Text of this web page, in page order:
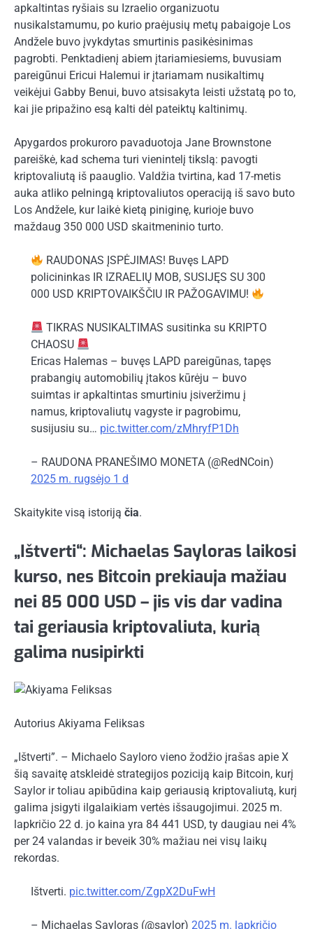
apkaltintas ryšiais su Izraelio organizuotu
nusikalstamumu, po kurio praėjusių metų pabaigoje Los
Andžele buvo įvykdytas smurtinis pasikėsinimas
pagrobti. Penktadienį abiem įtariamiesiems, buvusiam
pareigūnui Ericui Halemui ir įtariamam nusikaltimų
veikėjui Gabby Benui, buvo atsisakyta leisti užstatą po to,
kai jie pripažino esą kalti dėl pateiktų kaltinimų.
Apygardos prokuroro pavaduotoja Jane Brownstone
pareiškė, kad schema turi vienintelį tikslą: pavogti
kriptovaliutą iš paauglio. Valdžia tvirtina, kad 17-metis
auka atliko pelningą kriptovaliutos operaciją iš savo buto
Los Andžele, kur laikė kietą piniginę, kurioje buvo
maždaug 350 000 USD skaitmeninio turto.
RAUDONAS ĮSPĖJIMAS! Buvęs LAPD
policininkas IR IZRAELIŲ MOB, SUSIJĘS SU 300
000 USD KRIPTOVAIKŠČIU IR PAŽOGAVIMU!
TIKRAS NUSIKALTIMAS susitinka su KRIPTO
CHAOSU
Ericas Halemas – buvęs LAPD pareigūnas, tapęs
prabangių automobilių įtakos kūrėju – buvo
suimtas ir apkaltintas smurtiniu įsiveržimu į
namus, kriptovaliutų vagyste ir pagrobimu,
susijusiu su… pic.twitter.com/zMhryfP1Dh
– RAUDONA PRANEŠIMO MONETA (@RedNCoin)
2025 m. rugsėjo 1 d
Skaitykite visą istoriją čia.
„Ištverti“: Michaelas Sayloras laikosi
kurso, nes Bitcoin prekiauja mažiau
nei 85 000 USD – jis vis dar vadina
tai geriausia kriptovaliuta, kurią
galima nusipirkti
Autorius Akiyama Feliksas
„Ištverti”. – Michaelo Sayloro vieno žodžio įrašas apie X
šią savaitę atskleidė strategijos poziciją kaip Bitcoin, kurį
Saylor ir toliau apibūdina kaip geriausią kriptovaliutą, kurį
galima įsigyti ilgalaikiam vertės išsaugojimui. 2025 m.
lapkričio 22 d. jo kaina yra 84 441 USD, ty daugiau nei 4%
per 24 valandas ir beveik 30% mažiau nei visų laikų
rekordas.
Ištverti. pic.twitter.com/ZgpX2DuFwH
– Michaelas Sayloras (@saylor) 2025 m. lapkričio